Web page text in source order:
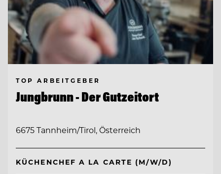
TOP ARBEITGEBER
Jungbrunn - Der Gutzeitort
6675 Tannheim/Tirol, Österreich
KÜCHENCHEF A LA CARTE (M/W/D)